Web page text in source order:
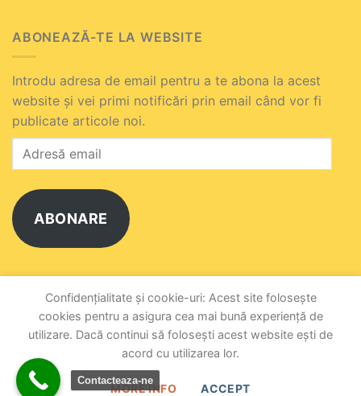
ABONEAZĂ-TE LA WEBSITE
Introdu adresa de email pentru a te abona la acest
website și vei primi notificări prin email când vor fi
publicate articole noi.
Adresă
ABONARE
Alătură-te celuilalt abonat.
DESPRE NOI
POLITICĂ DE CONFIDENȚIALITATE
TERMENI ȘI CONDIȚII
CONTACT
UCIFocsani.ro, propulsat pe anul 2026 ©
Confidențialitate și cookie-uri: Acest site folosește
cookies pentru a asigura cea mai bună experiență de
utilizare. Dacă continui să folosești acest website ești de
acord cu utilizarea lor.
MORE INFO ACCEPT
Contacteaza-ne